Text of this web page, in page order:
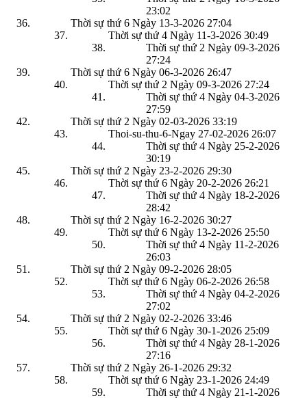
23:02
Thời sự thứ 6 Ngày 13-3-2026 27:04
Thời sự thứ 4 Ngày 11-3-2026 30:49
Thời sự thứ 2 Ngày 09-3-2026
27:24
Thời sự thứ 6 Ngày 06-3-2026 26:47
Thời sự thứ 2 Ngày 09-3-2026 27:24
Thời sự thứ 4 Ngày 04-3-2026
27:59
Thời sự thứ 2 Ngày 02-03-2026 33:19
Thoi-su-thu-6-Ngay 27-02-2026 26:07
Thời sự thứ 4 Ngày 25-2-2026
30:19
Thời sự thứ 2 Ngày 23-2-2026 29:30
Thời sự thứ 6 Ngày 20-2-2026 26:21
Thời sự thứ 4 Ngày 18-2-2026
28:42
Thời sự thứ 2 Ngày 16-2-2026 30:27
Thời sự thứ 6 Ngày 13-2-2026 25:50
Thời sự thứ 4 Ngày 11-2-2026
26:03
Thời sự thứ 2 Ngày 09-2-2026 28:05
Thời sự thứ 6 Ngày 06-2-2026 26:58
Thời sự thứ 4 Ngày 04-2-2026
27:02
Thời sự thứ 2 Ngày 02-2-2026 33:46
Thời sự thứ 6 Ngày 30-1-2026 25:09
Thời sự thứ 4 Ngày 28-1-2026
27:16
Thời sự thứ 2 Ngày 26-1-2026 29:32
Thời sự thứ 6 Ngày 23-1-2026 24:49
Thời sự thứ 4 Ngày 21-1-2026